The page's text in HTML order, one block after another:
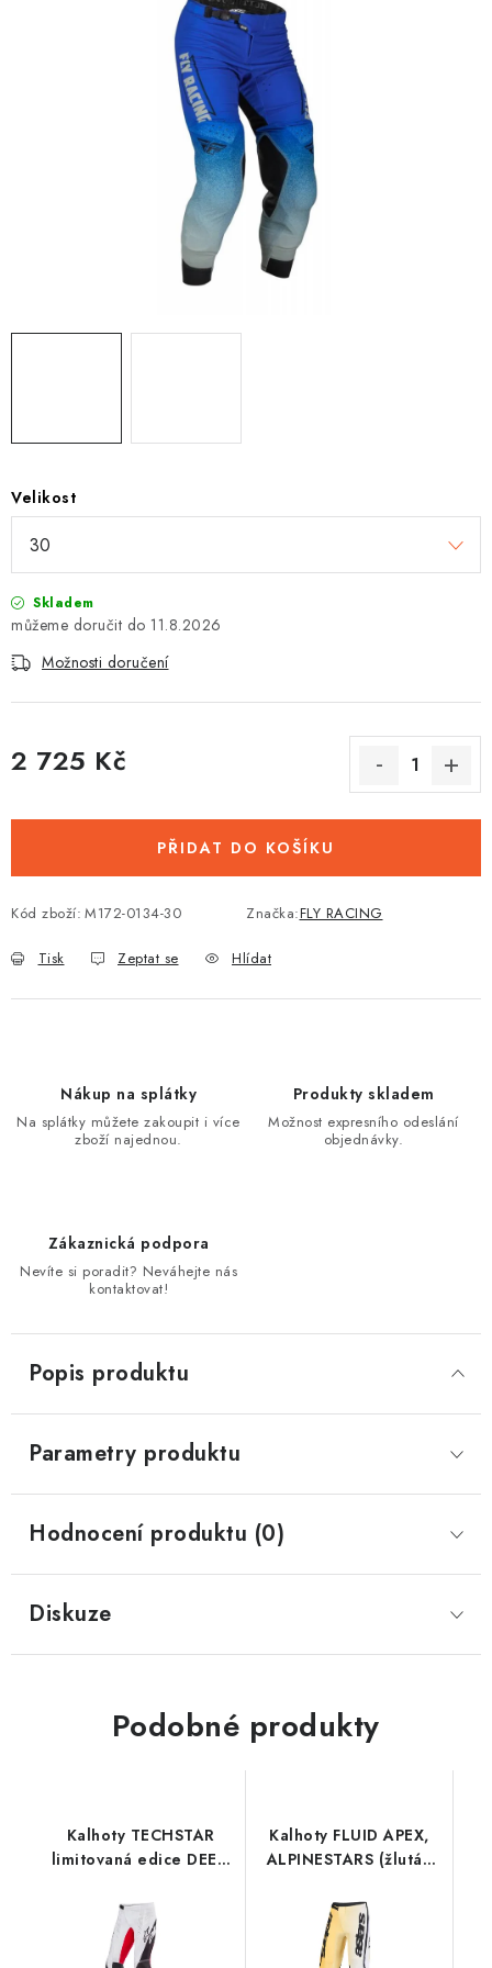
Kontakt
Velikost
Skladem
11.8.2026
Možnosti doručení
2 725 Kč
PŘIDAT DO KOŠÍKU
Kód zboží: M172-0134-30 Značka:FLY RACING
Tisk Zeptat se Hlídat
Nákup na splátky
Na splátky můžete zakoupit i více
zboží najednou.
Produkty skladem
Možnost expresního odeslání
objednávky.
Zákaznická podpora
Nevíte si poradit? Neváhejte nás
kontaktovat!
Popis produktu
Parametry produktu
Hodnocení produktu (0)
Diskuze
Podobné produkty
Kalhoty TECHSTAR
limitovaná edice DEEP,
(černá/bílá/červená
fluo/oranžová)
Kalhoty FLUID APEX,
ALPINESTARS (žlutá/